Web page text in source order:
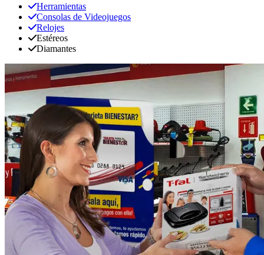
Herramientas
Consolas de Videojuegos
Relojes
Estéreos
Diamantes